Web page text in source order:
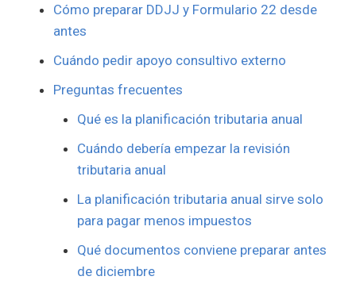
Cómo preparar DDJJ y Formulario 22 desde
antes
Cuándo pedir apoyo consultivo externo
Preguntas frecuentes
Qué es la planificación tributaria anual
Cuándo debería empezar la revisión
tributaria anual
La planificación tributaria anual sirve solo
para pagar menos impuestos
Qué documentos conviene preparar antes
de diciembre